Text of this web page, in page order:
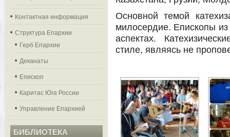
Контактная информация
Структура Епархии
Герб Епархии
Деканаты
Епископ
Каритас Юга России
Управление Епархией
БИБЛИОТЕКА
Основной темой
милосердие. Епископы из
аспектах.
стиле, являясь не